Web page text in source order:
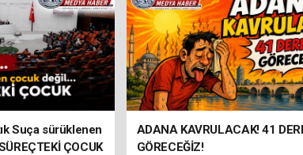
Suça sürüklenen
ÇOCUK
ADANA KAVRULACAK! 41
GÖRECEĞİZ!